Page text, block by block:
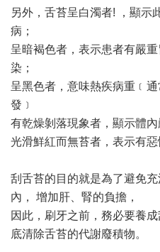
另外，舌苔呈白濁者! ，顯示
病；
呈暗褐色者，表示患者有嚴
染；
呈黑色者，意味熱疾病重﹝
發﹞
有乾燥剝落現象者，顯示體內
光滑鮮紅而無苔者，表示有惡
刮舌苔的目的就是為了避免
內， 增加肝、腎的負擔，
因此，刷牙之前，務必要養
底清除舌苔的代謝廢積物。